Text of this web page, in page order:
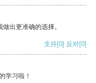
出更准确的选择。
支持[0] 反对[0]
学习啦！